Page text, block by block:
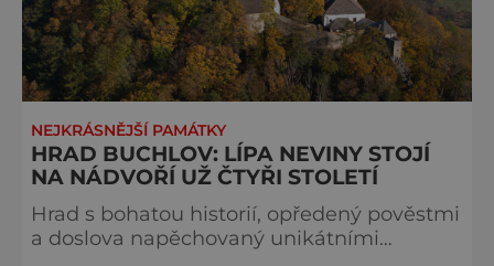
NEJKRÁSNĚJŠÍ PAMÁTKY
HRAD BUCHLOV: LÍPA NEVINY STOJÍ
NA NÁDVOŘÍ UŽ ČTYŘI STOLETÍ
Hrad s bohatou historií, opředený pověstmi
a doslova napěchovaný unikátními